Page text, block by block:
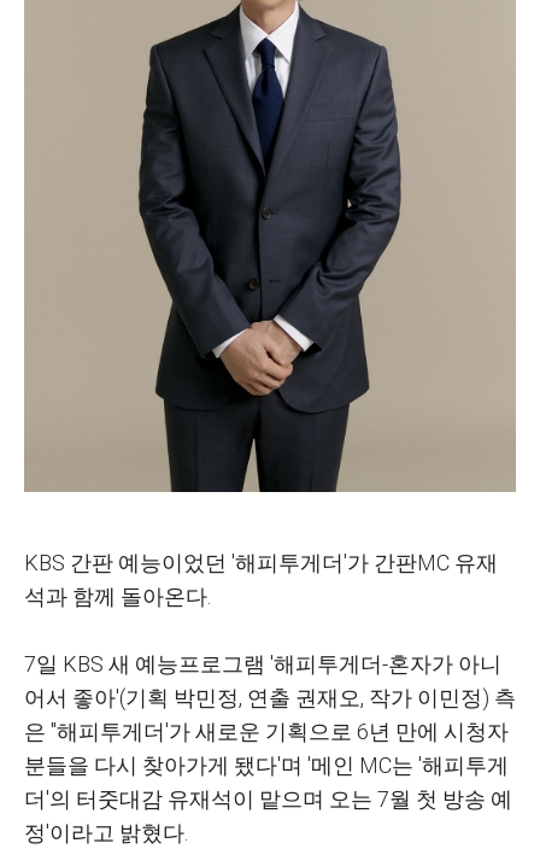
KBS 간판 예능이었던 '해피투게더'가 간판MC 유재
석과 함께 돌아온다.
7일 KBS 새 예능프로그램 '해피투게더-혼자가 아니
어서 좋아'(기획 박민정, 연출 권재오, 작가 이민정) 측
은 ''해피투게더'가 새로운 기획으로 6년 만에 시청자
분들을 다시 찾아가게 됐다'며 '메인 MC는 '해피투게
더'의 터줏대감 유재석이 맡으며 오는 7월 첫 방송 예
정'이라고 밝혔다.